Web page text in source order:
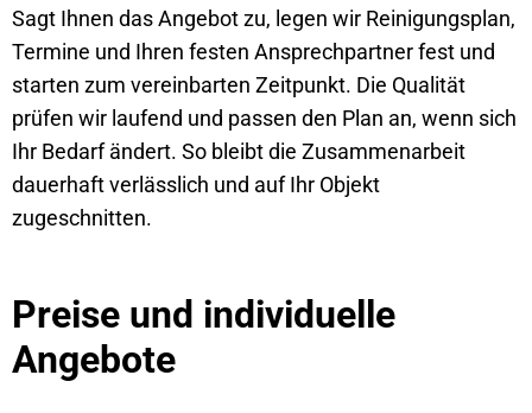
Sagt Ihnen das Angebot zu, legen wir Reinigungsplan,
Termine und Ihren festen Ansprechpartner fest und
starten zum vereinbarten Zeitpunkt. Die Qualität
prüfen wir laufend und passen den Plan an, wenn sich
Ihr Bedarf ändert. So bleibt die Zusammenarbeit
dauerhaft verlässlich und auf Ihr Objekt
zugeschnitten.
Preise und individuelle
Angebote